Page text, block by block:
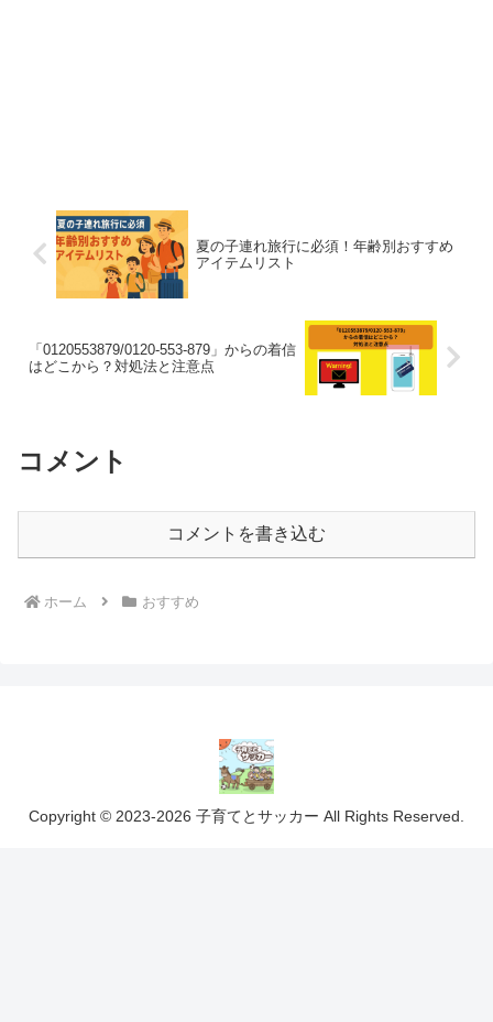
夏の子連れ旅行に必須！年齢別おすすめ
アイテムリスト
「0120553879/0120-553-879」からの着信
はどこから？対処法と注意点
コメント
コメントを書き込む
ホーム おすすめ
Copyright © 2023-2026 子育てとサッカー All Rights Reserved.